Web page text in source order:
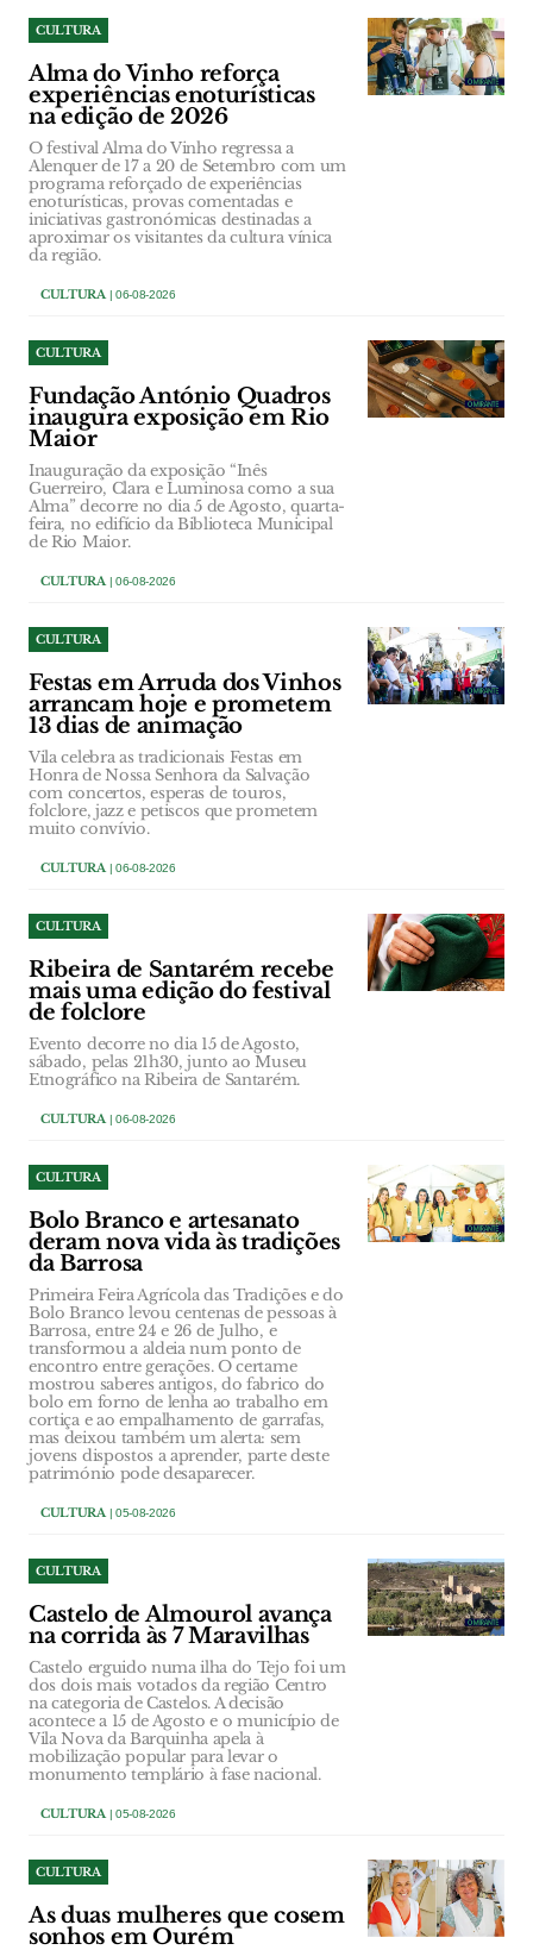
CULTURA
Alma do Vinho reforça
experiências enoturísticas
na edição de 2026
O festival Alma do Vinho regressa a
Alenquer de 17 a 20 de Setembro com um
programa reforçado de experiências
enoturísticas, provas comentadas e
iniciativas gastronómicas destinadas a
aproximar os visitantes da cultura vínica
da região.
CULTURA| 06-08-2026
CULTURA
Fundação António Quadros
inaugura exposição em Rio
Maior
Inauguração da exposição “Inês
Guerreiro, Clara e Luminosa como a sua
Alma” decorre no dia 5 de Agosto, quarta-
feira, no edifício da Biblioteca Municipal
de Rio Maior.
CULTURA| 06-08-2026
CULTURA
Festas em Arruda dos Vinhos
arrancam hoje e prometem
13 dias de animação
Vila celebra as tradicionais Festas em
Honra de Nossa Senhora da Salvação
com concertos, esperas de touros,
folclore, jazz e petiscos que prometem
muito convívio.
CULTURA| 06-08-2026
CULTURA
Ribeira de Santarém recebe
mais uma edição do festival
de folclore
Evento decorre no dia 15 de Agosto,
sábado, pelas 21h30, junto ao Museu
Etnográfico na Ribeira de Santarém.
CULTURA| 06-08-2026
CULTURA
Bolo Branco e artesanato
deram nova vida às tradições
da Barrosa
Primeira Feira Agrícola das Tradições e do
Bolo Branco levou centenas de pessoas à
Barrosa, entre 24 e 26 de Julho, e
transformou a aldeia num ponto de
encontro entre gerações. O certame
mostrou saberes antigos, do fabrico do
bolo em forno de lenha ao trabalho em
cortiça e ao empalhamento de garrafas,
mas deixou também um alerta: sem
jovens dispostos a aprender, parte deste
património pode desaparecer.
CULTURA| 05-08-2026
CULTURA
Castelo de Almourol avança
na corrida às 7 Maravilhas
Castelo erguido numa ilha do Tejo foi um
dos dois mais votados da região Centro
na categoria de Castelos. A decisão
acontece a 15 de Agosto e o município de
Vila Nova da Barquinha apela à
mobilização popular para levar o
monumento templário à fase nacional.
CULTURA| 05-08-2026
CULTURA
As duas mulheres que cosem
sonhos em Ourém